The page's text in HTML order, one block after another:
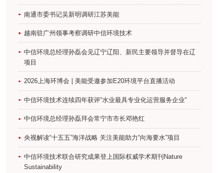
南通市委书记吴新明调研江苏美能
越南驻广州领事考察调研中信环境技术
中信环境总经理孙磊会见辽宁辽阳、新民主要领导并督导在辽
项目
2026上海环博会 | 美能受邀参加E20环境平台直播活动
中信环境技术连续四年获评“水业最具专业化运营服务企业”
中信环境总经理孙磊拜会常宁市市长邓艳红
央视解读“十五五”海洋战略 关注美能助力“向海要水”项目
中信环境技术联合研究成果登上国际权威学术期刊Nature
Sustainability